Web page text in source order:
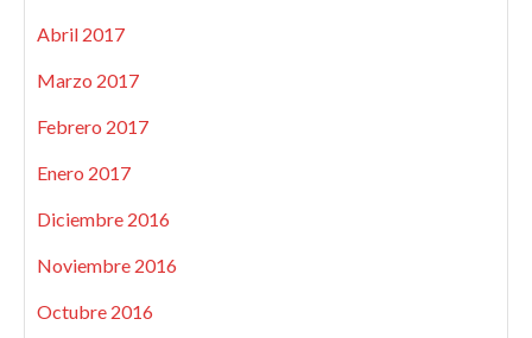
Abril 2017
Marzo 2017
Febrero 2017
Enero 2017
Diciembre 2016
Noviembre 2016
Octubre 2016